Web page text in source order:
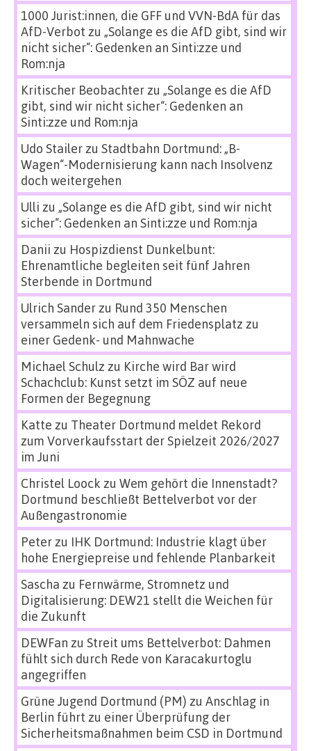
1000 Jurist:innen, die GFF und VVN-BdA für das
AfD-Verbot zu „Solange es die AfD gibt, sind wir
nicht sicher“: Gedenken an Sinti:zze und
Rom:nja
Kritischer Beobachterzu „Solange es die AfD
gibt, sind wir nicht sicher“: Gedenken an
Sinti:zze und Rom:nja
Udo Stailerzu Stadtbahn Dortmund: „B-
Wagen“-Modernisierung kann nach Insolvenz
doch weitergehen
Ulli zu „Solange es die AfD gibt, sind wir nicht
sicher“: Gedenken an Sinti:zze und Rom:nja
Danii zu Hospizdienst Dunkelbunt:
Ehrenamtliche begleiten seit fünf Jahren
Sterbende in Dortmund
Ulrich Sanderzu Rund 350 Menschen
versammeln sich auf dem Friedensplatz zu
einer Gedenk- und Mahnwache
Michael Schulz zu Kirche wird Bar wird
Schachclub: Kunst setzt im SÖZ auf neue
Formen der Begegnung
Katte zu Theater Dortmund meldet Rekord
zum Vorverkaufsstart der Spielzeit 2026/2027
im Juni
Christel Loock zu Wem gehört die Innenstadt?
Dortmund beschließt Bettelverbot vor der
Außengastronomie
Peterzu IHK Dortmund: Industrie klagt über
hohe Energiepreise und fehlende Planbarkeit
Sascha zu Fernwärme, Stromnetz und
Digitalisierung: DEW21 stellt die Weichen für
die Zukunft
DEWFan zu Streit ums Bettelverbot: Dahmen
fühlt sich durch Rede von Karacakurtoglu
angegriffen
Grüne Jugend Dortmund (PM) zu Anschlag in
Berlin führt zu einer Überprüfung der
Sicherheitsmaßnahmen beim CSD in Dortmund